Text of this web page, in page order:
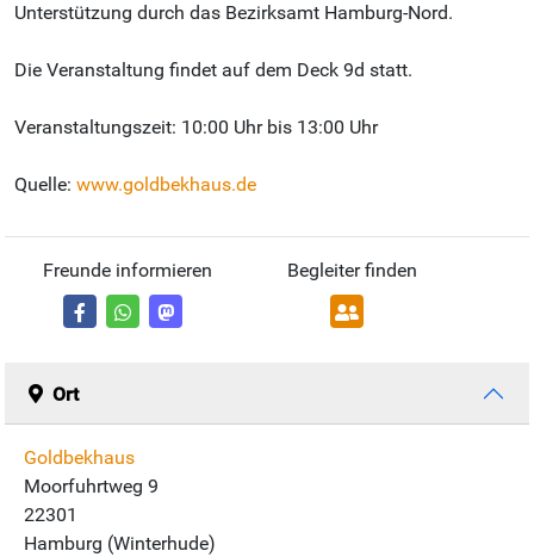
Unterstützung durch das Bezirksamt Hamburg-Nord.
Die Veranstaltung findet auf dem Deck 9d statt.
Veranstaltungszeit: 10:00 Uhr bis 13:00 Uhr
Quelle: www.goldbekhaus.de
Freunde informieren Begleiter finden
Ort
Goldbekhaus
Moorfuhrtweg 9
22301
Hamburg (Winterhude)